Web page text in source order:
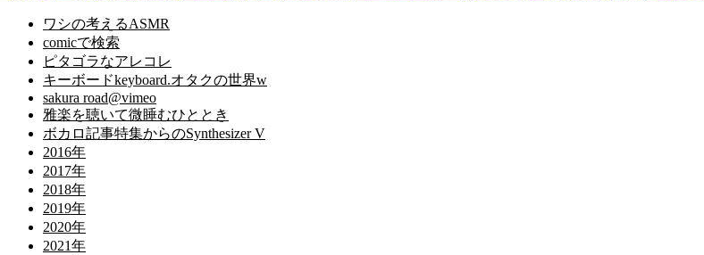
ワシの考えるASMR
comicで検索
ピタゴラなアレコレ
キーボードkeyboard.オタクの世界w
sakura road@vimeo
雅楽を聴いて微睡むひととき
ボカロ記事特集からのSynthesizer V
2016年
2017年
2018年
2019年
2020年
2021年